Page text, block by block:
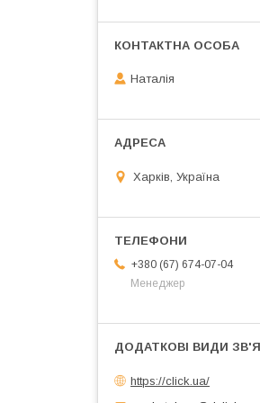
Наталія
Харків, Україна
+380 (67) 674-07-04
Менеджер
https://click.ua/